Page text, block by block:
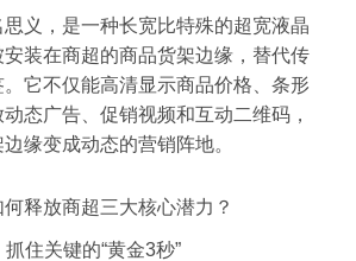
义，是一种长宽比特殊的超宽液晶
装在商超的商品货架边缘，替代传
它不仅能高清显示商品价格、条形
态广告、促销视频和互动二维码，
缘变成动态的营销阵地。
释放商超三大核心潜力？
住关键的“黄金3秒”